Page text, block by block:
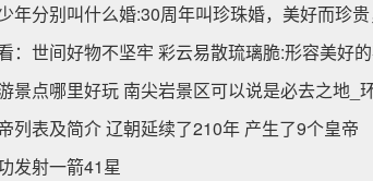
年分别叫什么婚:30周年叫珍珠婚，美好而珍
：世间好物不坚牢 彩云易散琉璃脆:形容美好
景点哪里好玩 南尖岩景区可以说是必去之地_
列表及简介 辽朝延续了210年 产生了9个皇帝
发射一箭41星